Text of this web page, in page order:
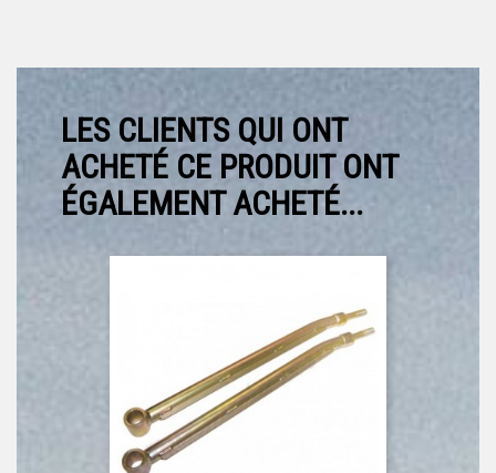
LES CLIENTS QUI ONT
ACHETÉ CE PRODUIT ONT
ÉGALEMENT ACHETÉ...